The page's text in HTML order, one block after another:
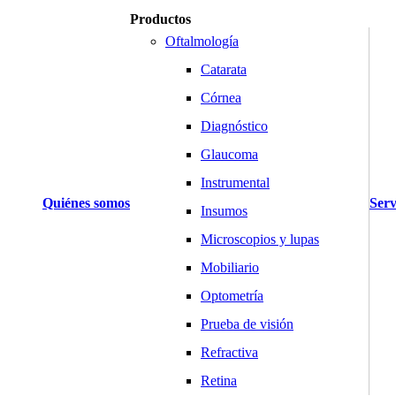
Quiénes somos
Productos
Oftalmología
Catarata
Córnea
Diagnóstico
Glaucoma
Instrumental
Insumos
Microscopios y lupas
Mobiliario
Optometría
Prueba de visión
Refractiva
Retina